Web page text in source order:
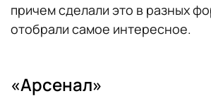
причем сделали это в разных
отобрали самое интересное.
«Арсенал»